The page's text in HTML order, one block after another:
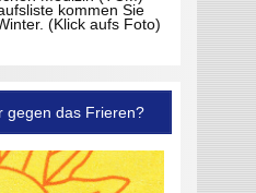
kommen Sie
(Klick aufs Foto)
gegen das Frieren?